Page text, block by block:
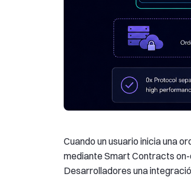
Cuando un usuario inicia una
mediante Smart Contracts
Desarrolladores una